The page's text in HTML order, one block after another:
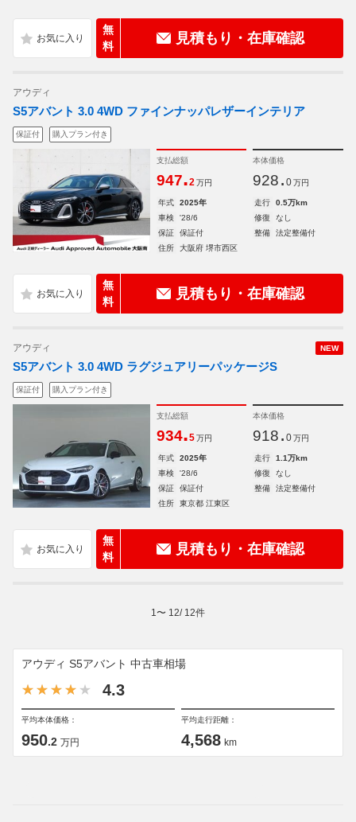
無
料
見積もり・在庫確認
アウディ
S5アバント 3.0 4WD ファインナッパレザーインテリア
保証付 購入プラン付き
支払総額
947.2 万円
本体価格
928. 0 万円
年式 2025年 走行
0.5万km
車検
'28/6 修復
なし
保証
保証付 整備
法定整備付
住所
大阪府 堺市西区
無
料
見積もり・在庫確認
NEW
アウディ
S5アバント 3.0 4WD ラグジュアリーパッケージS
保証付 購入プラン付き
支払総額
934.5 万円
本体価格
918. 0 万円
年式 2025年 走行
1.1万km
車検
'28/6 修復
なし
保証
保証付 整備
法定整備付
住所
東京都 江東区
無
料
見積もり・在庫確認
1 〜 12/ 12件
アウディ S5アバント 中古車相場
4.3
平均本体価格：
950.2 万円
平均走行距離：
4,568 km